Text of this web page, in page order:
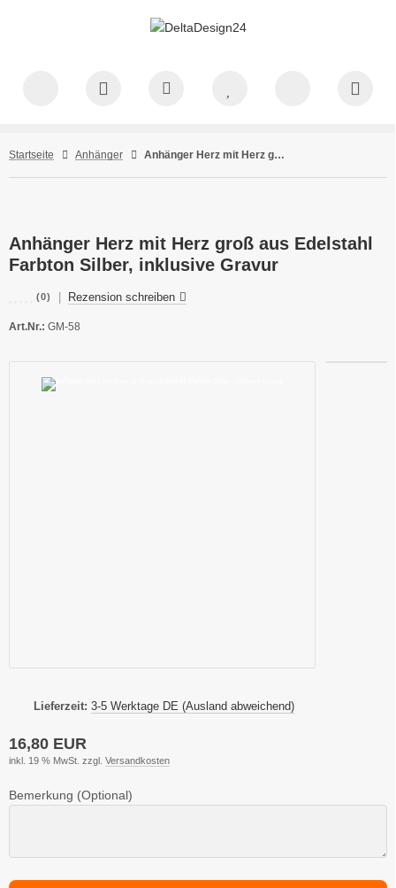
Startseite Anhänger Anhänger Herz mit Herz groß aus Edelstahl Farbton Silber, inklusive Gravur
Anhänger Herz mit Herz groß aus Edelstahl
Farbton Silber, inklusive Gravur
(0) Rezension schreiben
Art.Nr.: GM-58
Lieferzeit: 3-5 Werktage DE (Ausland abweichend)
16,80 EUR
inkl. 19 % MwSt. zzgl. Versandkosten
Bemerkung (Optional)